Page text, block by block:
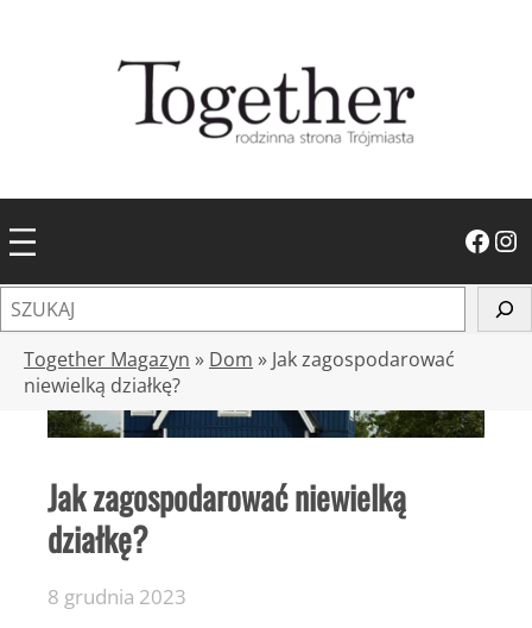
Facebook Instagram
z
Together Magazyn » Dom » Jak zagospodarować
niewielką działkę?
Jak zagospodarować niewielką
działkę?
8 grudnia 2023